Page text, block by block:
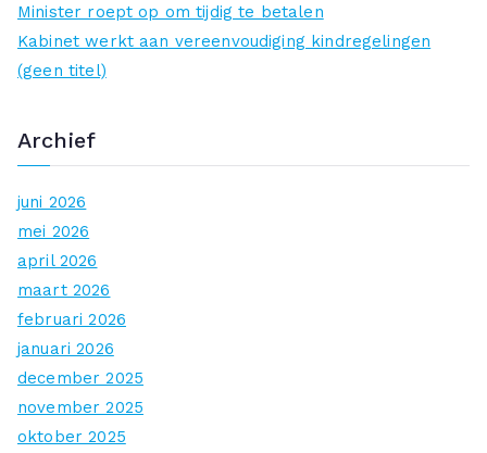
Minister roept op om tijdig te betalen
Kabinet werkt aan vereenvoudiging kindregelingen
(geen titel)
Archief
juni 2026
mei 2026
april 2026
maart 2026
februari 2026
januari 2026
december 2025
november 2025
oktober 2025